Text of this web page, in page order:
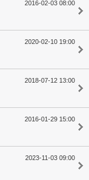
2016-02-03 08:00
2020-02-10 19:00
2018-07-12 13:00
2016-01-29 15:00
2023-11-03 09:00